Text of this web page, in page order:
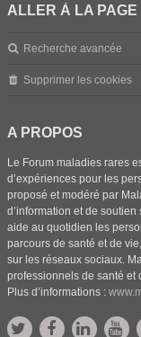
ALLER À LA PAGE
Recherche avancée
Supprimer les cookies
A PROPOS
Le Forum maladies rares
d’expériences pour les
proposé et modéré par
d’information et de
aide au quotidien les
parcours de santé et de
sur les réseaux sociaux.
professionnels de santé et
Plus d’informations :